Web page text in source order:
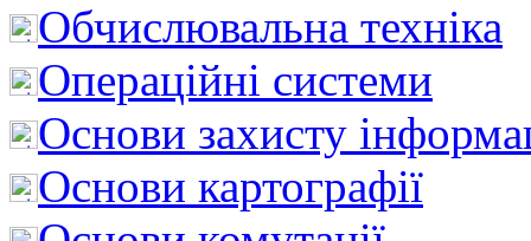
Обчислювальна техніка
Операційні системи
Основи захисту
Основи картографії